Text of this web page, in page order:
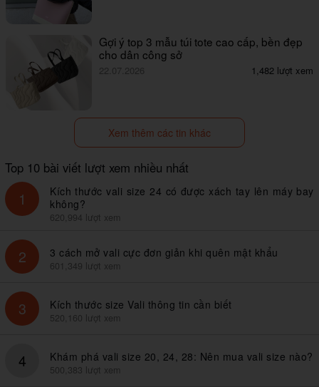
Gợi ý top 3 mẫu túi tote cao cấp, bền đẹp
cho dân công sở
22.07.2026 1,482 lượt xem
Xem thêm các tin khác
Top 10 bài viết lượt xem nhiều nhất
1
Kích thước vali size 24 có được xách tay lên máy bay
không?
620,994 lượt xem
2 3 cách mở vali cực đơn giản khi quên mật khẩu
601,349 lượt xem
3 Kích thước size Vali thông tin cần biết
520,160 lượt xem
4 Khám phá vali size 20, 24, 28: Nên mua vali size nào?
500,383 lượt xem